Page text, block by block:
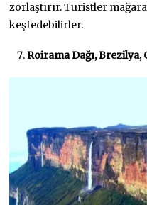
zorlaştırır. Turistler
keşfedebilirler.
Roirama Dağı, Brezilya,